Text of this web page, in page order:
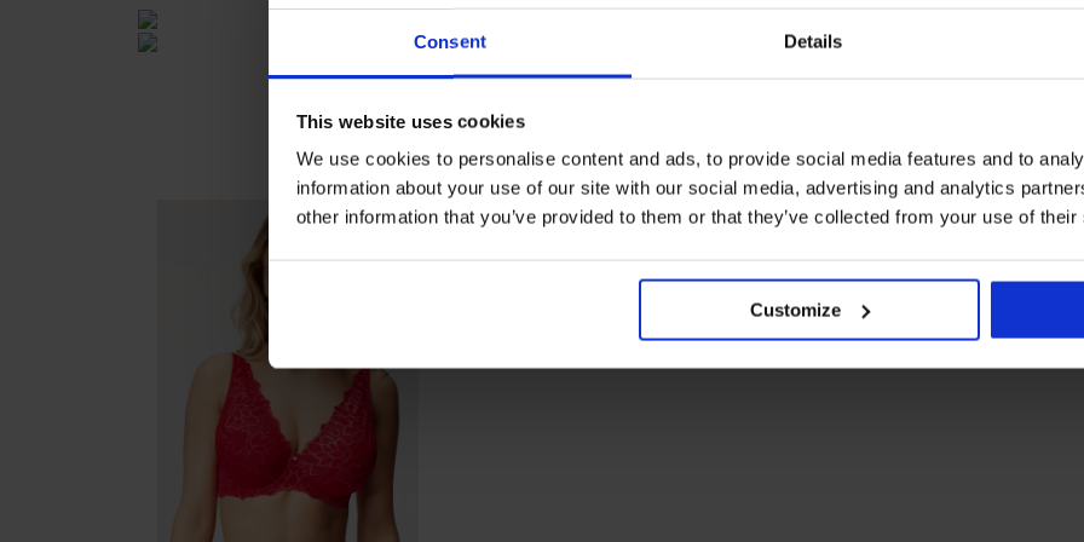
Consent Details
This website uses cookies
We use cookies to personalise content and ads, to provide social media features and to
information about your use of our site with our social media, advertising and analytics
other information that you’ve provided to them or that they’ve collected from your use of
Customize
Rozpieść się
W świątecznym pośpiechu i
sobie radość i załóż pod choinkę
Bielizna Ciepłe